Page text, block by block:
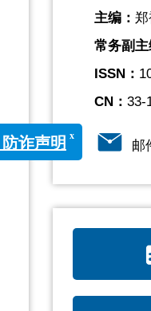
主编： 郑
常务副主
ISSN：
CN： 33-
邮